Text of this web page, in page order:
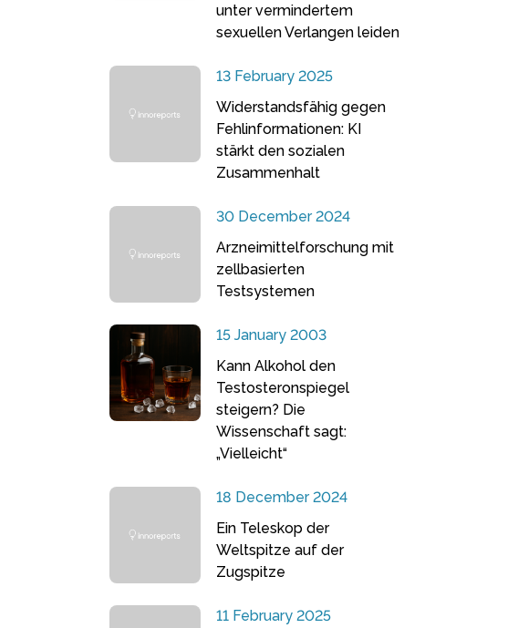
unter vermindertem
sexuellen Verlangen leiden
13 February 2025
Widerstandsfähig gegen
Fehlinformationen: KI
stärkt den sozialen
Zusammenhalt
30 December 2024
Arzneimittelforschung mit
zellbasierten
Testsystemen
15 January 2003
Kann Alkohol den
Testosteronspiegel
steigern? Die
Wissenschaft sagt:
„Vielleicht“
18 December 2024
Ein Teleskop der
Weltspitze auf der
Zugspitze
11 February 2025